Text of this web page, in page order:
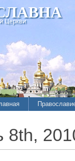
Церкви
История
8th,